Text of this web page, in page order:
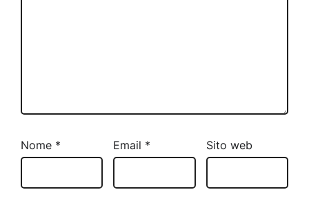
Nome * Email * Sito web